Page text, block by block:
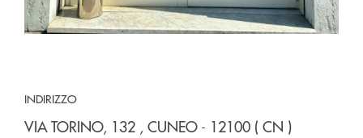
INDIRIZZO
VIA TORINO, 132 , CUNEO - 12100 ( CN )